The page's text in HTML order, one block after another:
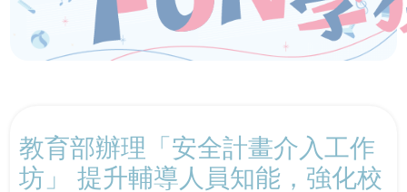
行政院季連成政委率隊訪視教育部 跨部會合作打造校園
防毒防護網
CONTENTS目錄
教育部辦理「安全計畫介入工作
坊」 提升輔導人員知能，強化校